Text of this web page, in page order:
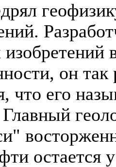
он так
что его
остается